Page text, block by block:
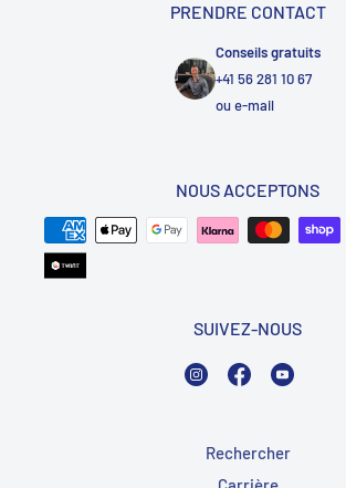
PRENDRE CONTACT
Conseils gratuits
+41 56 281 10 67
oue-mail
NOUS ACCEPTONS
SUIVEZ-NOUS
InstagramFacebook
Rechercher